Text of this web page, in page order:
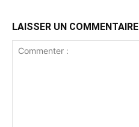
LAISSER UN COMMENTAIRE